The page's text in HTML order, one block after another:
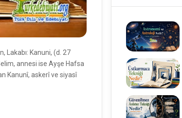
Lakabı: Kanuni, (d. 27
annesi ise Ayşe Hafsa
Kanunî, askerî ve siyasî